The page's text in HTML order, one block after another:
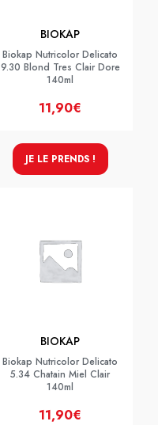
BIOKAP
Biokap Nutricolor Delicato
9.30 Blond Tres Clair Dore
140ml
11,90€
JE LE PRENDS !
BIOKAP
Biokap Nutricolor Delicato
5.34 Chatain Miel Clair
140ml
11,90€